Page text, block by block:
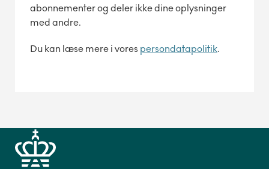
abonnementer og deler ikke dine oplysninger
med andre.
Du kan læse mere i vores persondatapolitik.